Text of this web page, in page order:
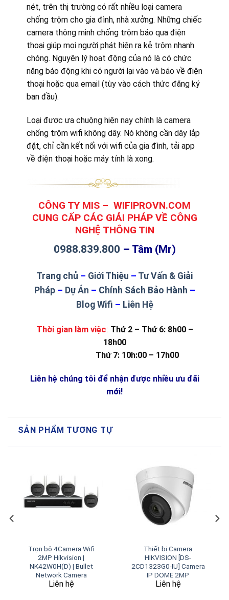
nét, trên thị trường có rất nhiều loại camera
chống trộm cho gia đình, nhà xưởng. Những chiếc
camera thông minh chống trộm báo qua điện
thoại giúp mọi người phát hiện ra kẻ trộm nhanh
chóng. Nguyên lý hoạt động của nó là có chức
năng báo động khi có người lại vào và báo về điện
thoại hoặc qua email (tùy vào cách thức đăng ký
ban đầu).
Loại được ưa chuộng hiện nay chính là camera
chống trộm wifi không dây. Nó không cần dây lắp
đặt, chỉ cần kết nối với wifi của gia đình, tải app
về điện thoại hoặc máy tính là xong.
CÔNG TY MIS – WIFIPROVN.COM
CUNG CẤP CÁC GIẢI PHÁP VỀ CÔNG
NGHỆ THÔNG TIN
0988.839.800 – Tâm (Mr)
Trang chủ – Giới Thiệu – Tư Vấn & Giải
Pháp– Dự Án – Chính Sách Bảo Hành –
Blog Wifi – Liên Hệ
Thời gian làm việc: Thứ 2 – Thứ 6: 8h00 –
18h00
Thứ 7: 10h:00 – 17h00
Liên hệ chúng tôi để nhận được nhiều ưu đãi
mới!
SẢN PHẨM TƯƠNG TỰ
Trọn bộ 4Camera Wifi
2MP Hikvision |
NK42W0H(D) | Bullet
Network Camera
Liên hệ
Thiết bị Camera
HIKVISION [DS-
2CD1323G0-IU] Camera
IP DOME 2MP
Liên hệ